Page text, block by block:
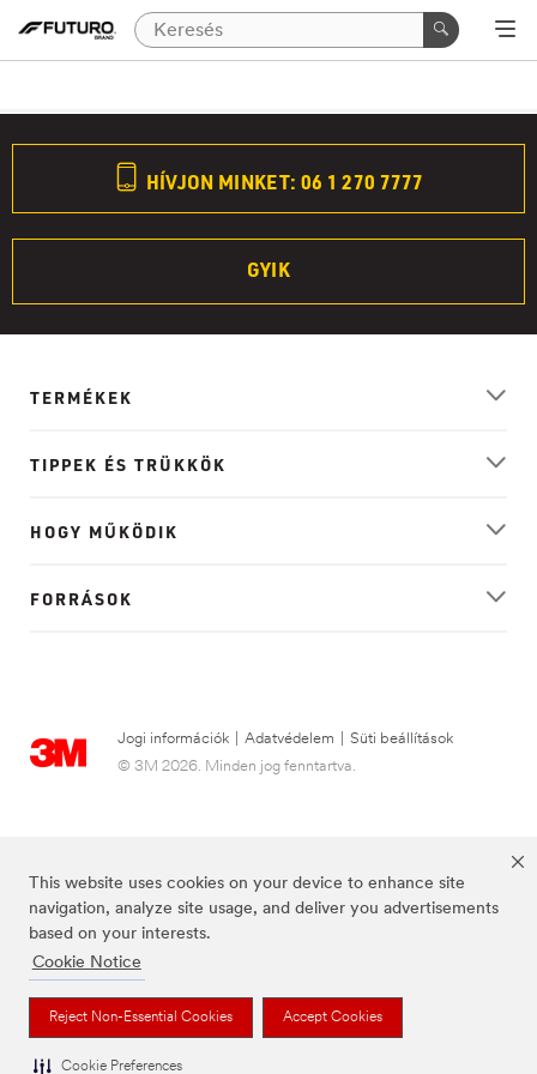
This website uses cookies on your device to enhance site
navigation, analyze site usage, and deliver you advertisements
based on your interests.
Cookie Notice
Reject Non-Essential Cookies Accept Cookies
Cookie Preferences
HÍVJON MINKET: 06 1 270 7777
GYIK
TERMÉKEK
TIPPEK ÉS TRÜKKÖK
HOGY MŰKÖDIK
FORRÁSOK
Jogi információk Adatvédelem
Süti beállítások
© 3M 2026. Minden jog fenntartva.
A Futuro a 3M bejegyzett védjegye.